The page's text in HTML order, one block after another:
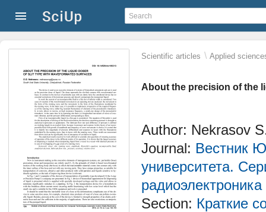
Scientific articles \ Applied
About the precision of the
Author: Nekrasov
Journal: Вестник
университета.
радиоэлектроника
Section: Краткие